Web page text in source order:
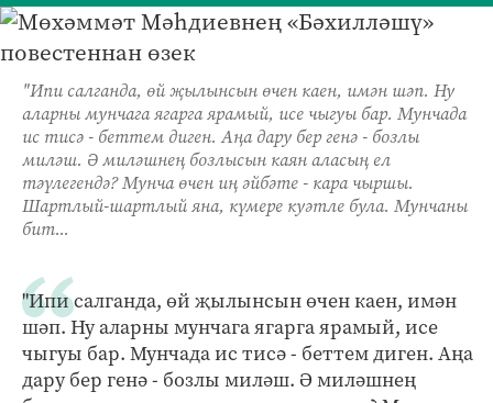
"Ипи салганда, өй җылынсын өчен каен, имән шәп. Ну
аларны мунчага ягарга ярамый, исе чыгуы бар. Мунчада
ис тисә - беттем диген. Аңа дару бер генә - бозлы
миләш. Ә миләшнең бозлысын каян аласың ел
тәүлегендә? Мунча өчен иң әйбәте - кара чыршы.
Шартлый-шартлый яна, күмере куәтле була. Мунчаны
бит...
"Ипи салганда, өй җылынсын өчен каен, имән
шәп. Ну аларны мунчага ягарга ярамый, исе
чыгуы бар. Мунчада ис тисә - беттем диген. Аңа
дару бер генә - бозлы миләш. Ә миләшнең